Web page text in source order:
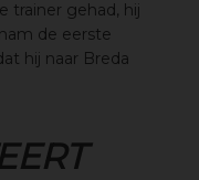
trainer gehad, hij
de eerste
hij naar Breda